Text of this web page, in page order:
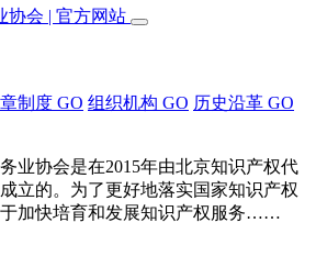
制度 GO 组织机构 GO 历史沿革 GO
业协会是在2015年由北京知识产权代
立的。为了更好地落实国家知识产权
于加快培育和发展知识产权服务……